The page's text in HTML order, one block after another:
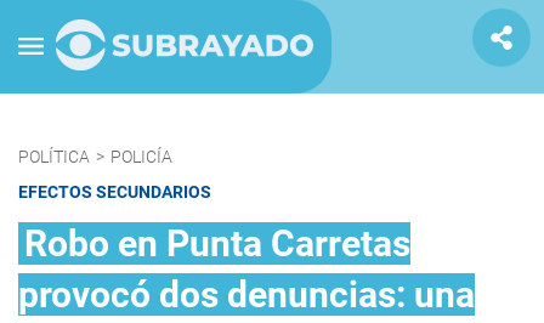
POLÍTICA > POLICÍA
EFECTOS SECUNDARIOS
Robo en Punta Carretas
provocó dos denuncias: una